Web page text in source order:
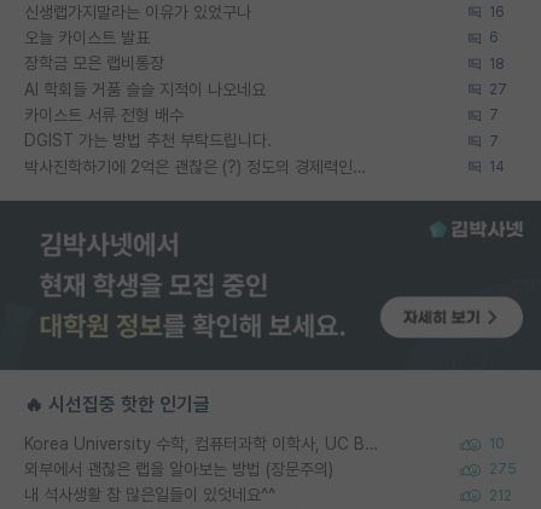
신생랩가지말라는 이유가 있었구나 16
오늘 카이스트 발표 6
장학금 모은 랩비통장 18
AI 학회들 거품 슬슬 지적이 나오네요 27
카이스트 서류 전형 배수 7
DGIST 가는 방법 추천 부탁드립니다. 7
박사진학하기에 2억은 괜찮은 (?) 정도의 경제력인가요 14
🔥 시선집중 핫한 인기글
Korea University 수학, 컴퓨터과학 이학사, UC Berkeley 산업공학 대학원 공학박사가 되는 것은 쉽지 않겠죠? 10
외부에서 괜찮은 랩을 알아보는 방법 (장문주의) 275
내 석사생활 참 많은일들이 있엇네요^^ 212